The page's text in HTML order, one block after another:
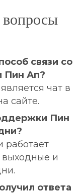
вопросы
связи со
Пин Ап?
чат в
сайте.
Пин
работает
выходные и
ответа